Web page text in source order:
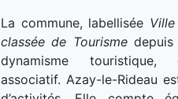
La commune, labellisée
classée de Tourismedepuis
dynamisme
associatif. Azay-le-Rideau